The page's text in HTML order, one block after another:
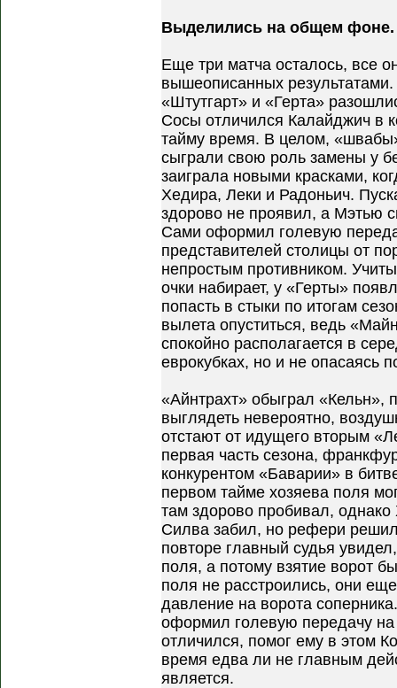
Выделились на общем фоне.
Еще три матча осталось, все
вышеописанных
«Штутгарт» и «Герта»
Сосы отличился Калайджич в
тайму время. В целом,
сыграли свою роль замены у
заиграла новыми красками,
Хедира, Леки и Радоньич.
здорово не проявил, а Мэтью
Сами оформил голевую
представителей столицы от
непростым противником.
очки набирает, у «Герты»
попасть в стыки по итогам
вылета опуститься, ведь
спокойно располагается в
еврокубках, но и не опасаясь
«Айнтрахт» обыграл
выглядеть невероятно,
отстают от идущего вторым
первая часть сезона,
конкурентом «Баварии» в
первом тайме хозяева поля
там здорово пробивал,
Силва забил, но рефери
повторе главный судья
поля, а потому взятие ворот
поля не расстроились, они
давление на ворота
оформил голевую передачу
отличился, помог ему в этом
время едва ли не главным
является.